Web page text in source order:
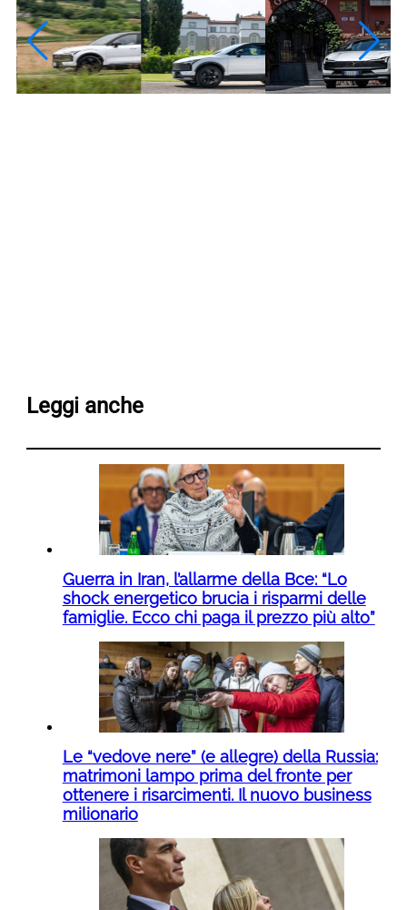
Leggi anche
Guerra in Iran, l’allarme della Bce: “Lo
shock energetico brucia i risparmi delle
famiglie. Ecco chi paga il prezzo più alto”
Le “vedove nere” (e allegre) della Russia:
matrimoni lampo prima del fronte per
ottenere i risarcimenti. Il nuovo business
milionario